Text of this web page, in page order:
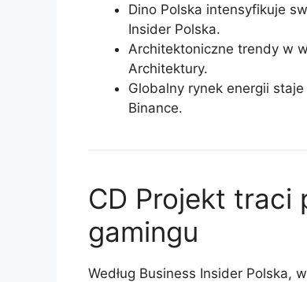
Dino Polska intensyfikuje
Insider Polska.
Architektoniczne trendy w
Architektury.
Globalny rynek energii
Binance.
CD Projekt traci
gamingu
Według Business Insider Polska,